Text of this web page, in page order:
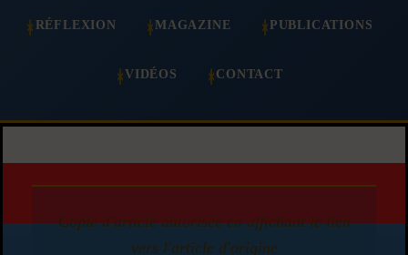
RÉFLEXION MAGAZINE PUBLICATIONS
VIDÉOS CONTACT
Copie d'article autorisée en affichant le lien
vers l'article d'origine